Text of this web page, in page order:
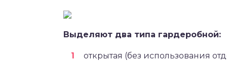
Выделяют два типа гардеробной:
открытая (без использования